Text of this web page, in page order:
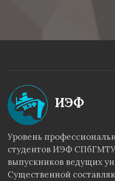
ИЭФ
Уровень
студентов ИЭФ СПбГМТУ
выпускников ведущих
Существенной